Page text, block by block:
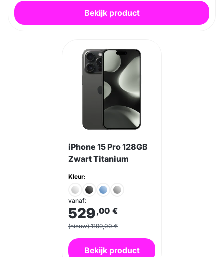
Bekijk product
iPhone 15 Pro 128GB
Zwart Titanium
Kleur:
vanaf:
529,00 €
(nieuw) 1199,00 €
Bekijk product